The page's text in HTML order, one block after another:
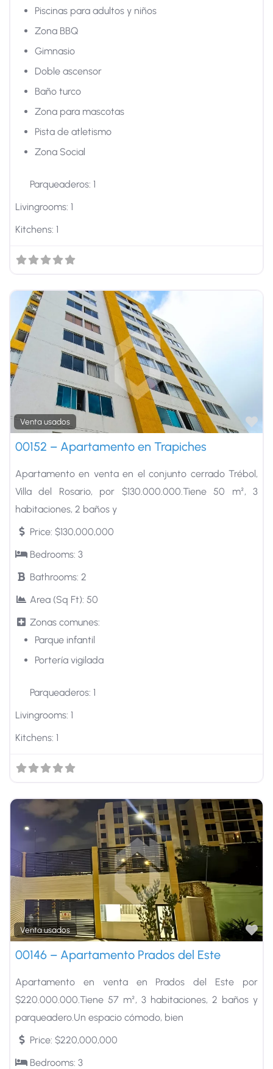
Piscinas para adultos y niños
Zona BBQ
Gimnasio
Doble ascensor
Baño turco
Zona para mascotas
Pista de atletismo
Zona Social
Parqueaderos: 1
Livingrooms: 1
Kitchens: 1
Venta usados
00152 – Apartamento en Trapiches
Apartamento en venta en el conjunto cerrado Trébol,
Villa del Rosario, por $130.000.000.Tiene 50 m², 3
habitaciones, 2 baños y
Price: $130,000,000
Bedrooms: 3
Bathrooms: 2
Area (Sq Ft): 50
Zonas comunes:
Parque infantil
Portería vigilada
Parqueaderos: 1
Livingrooms: 1
Kitchens: 1
Venta usados
00146 – Apartamento Prados del Este
Apartamento en venta en Prados del Este por
$220.000.000.Tiene 57 m², 3 habitaciones, 2 baños y
parqueadero.Un espacio cómodo, bien
Price: $220,000,000
Bedrooms: 3